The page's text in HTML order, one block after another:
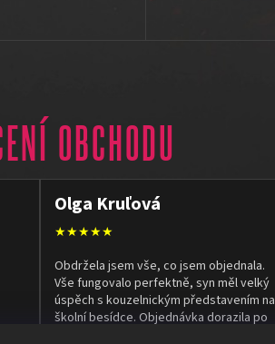
OBCHODU
Olga Kruľová
★★★★★
Obdržela jsem vše, co jsem objednala.
Vše fungovalo perfektně, syn měl velký
úspěch s kouzelnickým představením na
školní besídce. Objednávka dorazila po